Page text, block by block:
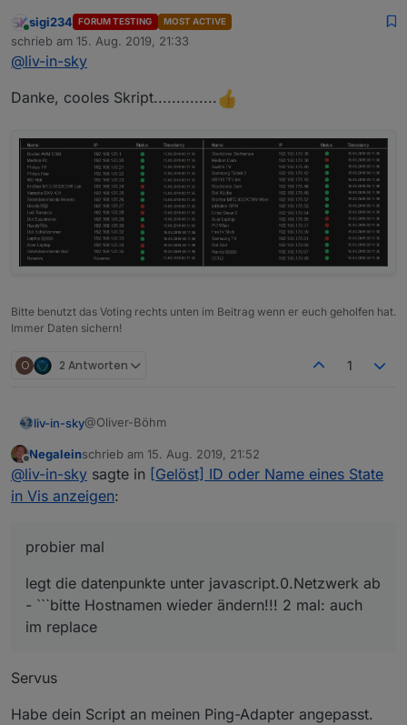
noch wichtig - im setting des pingadapters dürfen
keine domainnamen am namen hängen
alo SamsungTV ist ok aber SamsungTV.fritz.box
Online
sigi234 FORUM TESTING MOST ACTIVE
schrieb am 15. Aug. 2019, 21:33
zuletzt editiert von
@liv-in-sky
Danke, cooles Skript..............
Bitte benutzt das Voting rechts unten im Beitrag wenn er euch geholfen hat.
Immer Daten sichern!
O 2 Antworten 1
liv-in-sky@Oliver-Böhm
probier mal
legt die datenpunkte unter javascript.0.Netzwerk ab -
bitte Hostnamen wieder ändern!!! 2 mal:
console.log(cacheSelector);
cacheSelector.each(function(id, i) {
  counter = counter+1
var devicename =
   var ip = id.replace(/_/g, ".");
vielleicht anders - bitte um nachsicht
Offline
Negaleinschrieb am 15. Aug. 2019, 21:52
zuletzt editiert von
@liv-in-sky sagte in [Gelöst] ID oder Name eines State
in Vis anzeigen:
probier mal
legt die datenpunkte unter javascript.0.Netzwerk ab
- ```bitte Hostnamen wieder ändern!!! 2 mal: auch
im replace
Servus
Habe dein Script an meinen Ping-Adapter angepasst.